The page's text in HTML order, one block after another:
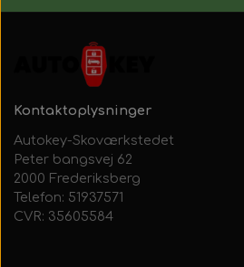
Kontaktoplysninger
Autokey-Skoværkstedet
Peter bangsvej 62
2000 Frederiksberg
Telefon: 51937571
CVR: 35605584